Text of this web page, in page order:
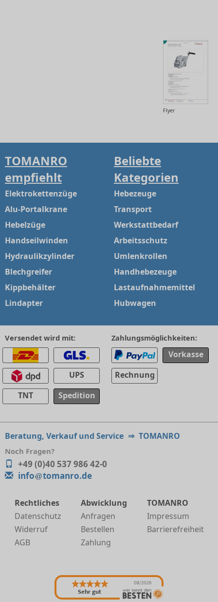
Flyer
TOMANRO
empfiehlt
Elektrokettenzüge
Alu-Portalkrane
Hebelzüge
Handseilwinden
Hydraulikzylinder
Blechgreifer
Kippbehälter
Lindapter
Beliebte
Kategorien
Hebezeuge
Transport
Werkstattbedarf
Arbeitsschutz
Umlenkrollen
Handhebezeuge
Lastaufnahmemittel
Hubwagen
Versendet wird mit:
UPS
TNT
Spedition
Zahlungsmöglichkeiten:
Vorkasse
Rechnung
Beratung, Verkauf und Service ⇒ TOMANRO
Noch Fragen?
+49 (0)40 537 986 42-0
info
tomanro.de
Rechtliches
Datenschutz
Widerruf
AGB
Abwicklung
Anfragen
Bestellen
Zahlung
TOMANRO
Impressum
Barrierefreiheit
Sehr gut
08/2026